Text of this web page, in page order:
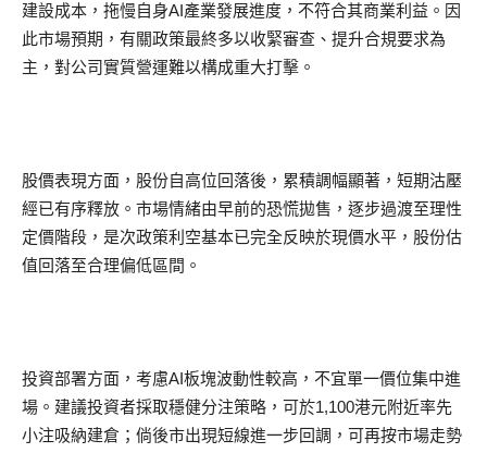
建設成本，拖慢自身AI產業發展進度，不符合其商業利益。因
此市場預期，有關政策最終多以收緊審查、提升合規要求為
主，對公司實質營運難以構成重大打擊。
股價表現方面，股份自高位回落後，累積調幅顯著，短期沽壓
經已有序釋放。市場情緒由早前的恐慌拋售，逐步過渡至理性
定價階段，是次政策利空基本已完全反映於現價水平，股份估
值回落至合理偏低區間。
投資部署方面，考慮AI板塊波動性較高，不宜單一價位集中進
場。建議投資者採取穩健分注策略，可於1,100港元附近率先
小注吸納建倉；倘後市出現短線進一步回調，可再按市場走勢